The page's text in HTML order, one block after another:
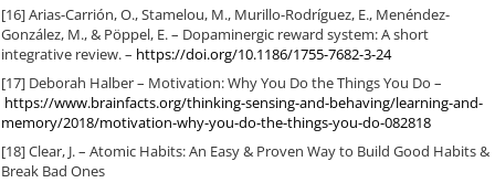
[16] Arias-Carrión, O., Stamelou, M., Murillo-Rodríguez, E., Menéndez-
González, M., & Pöppel, E. – Dopaminergic reward system: A short
integrative review. – https://doi.org/10.1186/1755-7682-3-24
[17] Deborah Halber – Motivation: Why You Do the Things You Do –
https://www.brainfacts.org/thinking-sensing-and-behaving/learning-and-
memory/2018/motivation-why-you-do-the-things-you-do-082818
[18] Clear, J. – Atomic Habits: An Easy & Proven Way to Build Good Habits &
Break Bad Ones